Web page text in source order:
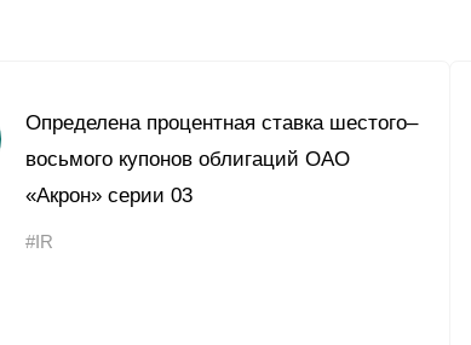
Определена процентная ставка шестого–
восьмого купонов облигаций ОАО
«Акрон» серии 03
#IR